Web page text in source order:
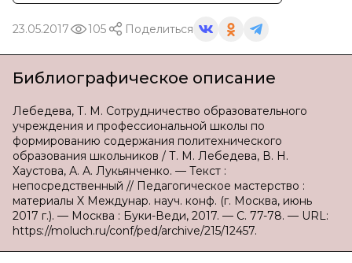
23.05.2017 105 Поделиться
Библиографическое описание
Лебедева, Т. М. Сотрудничество образовательного
учреждения и профессиональной школы по
формированию содержания политехнического
образования школьников / Т. М. Лебедева, В. Н.
Хаустова, А. А. Лукьянченко. — Текст :
непосредственный // Педагогическое мастерство :
материалы X Междунар. науч. конф. (г. Москва, июнь
2017 г.). — Москва : Буки-Веди, 2017. — С. 77-78. — URL:
https://moluch.ru/conf/ped/archive/215/12457.